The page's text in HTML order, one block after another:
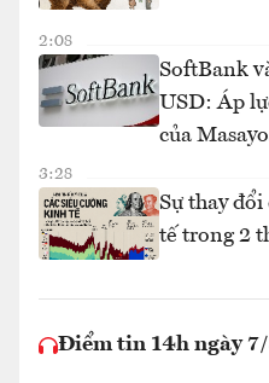
2:08
SoftBank
USD: Áp
của
3:28
Sự thay đổi
tế trong 2
Điểm tin 14h ngày